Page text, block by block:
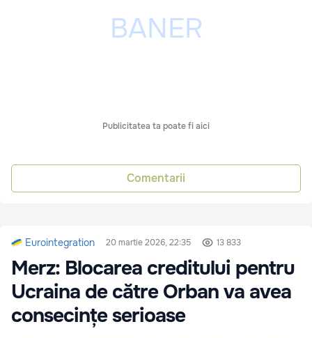
Publicitatea ta poate fi aici
Comentarii
Eurointegration 20 martie 2026, 22:35 13 833
Merz: Blocarea creditului pentru
Ucraina de către Orban va avea
consecințe serioase